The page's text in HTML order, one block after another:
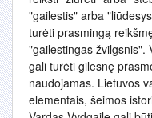
"gailestis" arba
turėti prasmingą
"gailestingas žvilgsnis".
gali turėti gilesnę
naudojamas. Lietuvos
elementais, šeimos